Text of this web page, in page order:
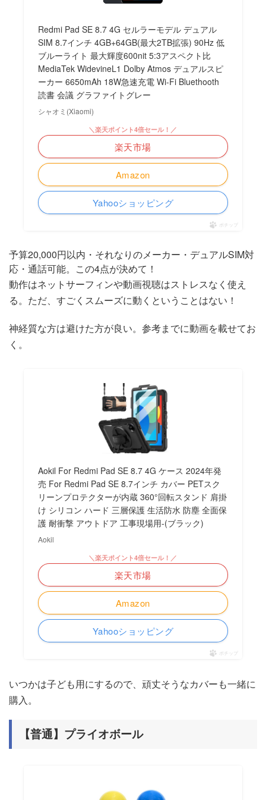
Redmi Pad SE 8.7 4G セルラーモデル デュアル
SIM 8.7インチ 4GB+64GB(最大2TB拡張) 90Hz 低
ブルーライト 最大輝度600nit 5:3アスペクト比
MediaTek WidevineL1 Dolby Atmos デュアルスピ
ーカー 6650mAh 18W急速充電 Wi-Fi Bluethooth
読書 会議 グラファイトグレー
シャオミ(Xiaomi)
Amazon
＼楽天ポイント4倍セール！／
楽天市場
Yahooショッピング
ポチップ
予算20,000円以内・それなりのメーカー・デュアルSIM対
応・通話可能。この4点が決めて！
動作はネットサーフィンや動画視聴はストレスなく使え
る。ただ、すごくスムーズに動くということはない！
神経質な方は避けた方が良い。参考までに動画を載せてお
く。
Aokil For Redmi Pad SE 8.7 4G ケース 2024年発
売 For Redmi Pad SE 8.7インチ カバー PETスク
リーンプロテクターが内蔵 360°回転スタンド 肩掛
け シリコン ハード 三層保護 生活防水 防塵 全面保
護 耐衝撃 アウトドア 工事現場用-(ブラック)
Aokil
Amazon
＼楽天ポイント4倍セール！／
楽天市場
Yahooショッピング
ポチップ
いつかは子ども用にするので、頑丈そうなカバーも一緒に
購入。
【普通】プライオボール